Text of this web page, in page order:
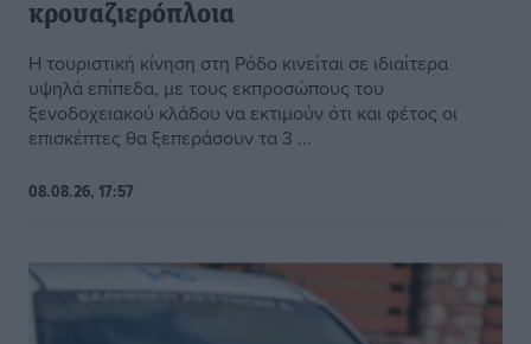
κρουαζιερόπλοια
Η τουριστική κίνηση στη Ρόδο κινείται σε ιδιαίτερα
υψηλά επίπεδα, με τους εκπροσώπους του
ξενοδοχειακού κλάδου να εκτιμούν ότι και φέτος οι
επισκέπτες θα ξεπεράσουν τα 3 ...
08.08.26, 17:57